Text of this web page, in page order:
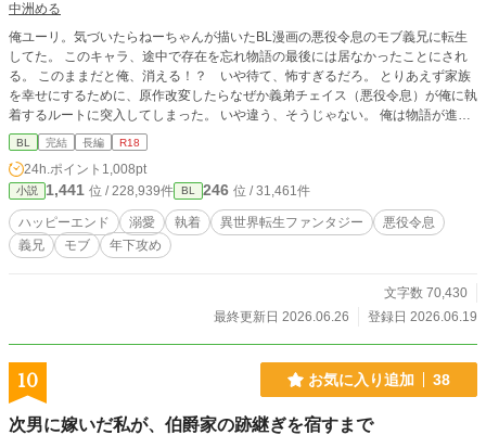
中洲める
俺ユーリ。気づいたらねーちゃんが描いたBL漫画の悪役令息のモブ義兄に転生
してた。 このキャラ、途中で存在を忘れ物語の最後には居なかったことにされ
る。 このままだと俺、消える！？ いや待て、怖すぎるだろ。 とりあえず家族
を幸せにするために、原作改変したらなぜか義弟チェイス（悪役令息）が俺に執
着するルートに突入してしまった。 いや違う、そうじゃない。 俺は物語が進む
につれてだんだん存在が薄くなってきてるっぽい。詰んでない？ そんな中、
「僕なら義兄さまを繋ぎ止められる」とか言い出したチェイス。頼もしいけど、
なんか解決方法が不穏なんだが！？ 悪役令息とモブがＢＬなんて聞いてない！
消えたくないけど恋愛フラグはいらないよ！？ １日１～２話くらいを目安に投
稿。 最終話までかき上げてからの投稿になるので完結は確約です。 途中ダーク
な空気かもしれませんが、ハピエンです。 Rには＊がついています。 ムーンラ
イトにも同時掲載中。 ※転載・AI取り込み禁止※
BL 完結 長編 R18
24h.ポイント 1,008pt
小説 1,441 位 / 228,939件 BL 246 位 / 31,461件
ハッピーエンド 溺愛 執着 異世界転生ファンタジー
悪役令息
義兄
モブ 年下攻め
文字数 70,430
最終更新日 2026.06.26
登録日 2026.06.19
10 お気に入り追加 38
次男に嫁いだ私が、伯爵家の跡継ぎを宿すまで